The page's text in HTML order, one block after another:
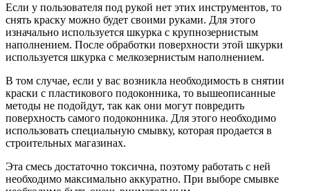
Если у пользователя под рукой нет этих инструментов, то
снять краску можно будет своими руками. Для этого
изначально используется шкурка с крупнозернистым
наполнением. После обработки поверхности этой шкурки
используется шкурка с мелкозернистым наполнением.
В том случае, если у вас возникла необходимость в снятии
краски с пластикового подоконника, то вышеописанные
методы не подойдут, так как они могут повредить
поверхность самого подоконника. Для этого необходимо
использовать специальную смывку, которая продается в
строительных магазинах.
Эта смесь достаточно токсична, поэтому работать с ней
необходимо максимально аккуратно. При выборе смывке